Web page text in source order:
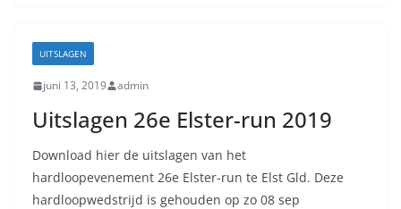
UITSLAGEN
juni 13, 2019 admin
Uitslagen 26e Elster-run 2019
Download hier de uitslagen van het
hardloopevenement 26e Elster-run te Elst Gld. Deze
hardloopwedstrijd is gehouden op zo 08 sep